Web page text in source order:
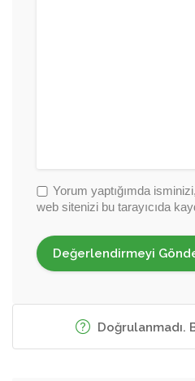
Yorum yaptığımda
web sitenizi bu tarayıcıda
Doğrulanmadı.